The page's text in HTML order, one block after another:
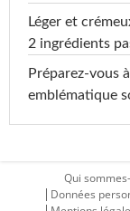
Léger et
2 ingrédients
Préparez-vous
emblématique
Qui
Données